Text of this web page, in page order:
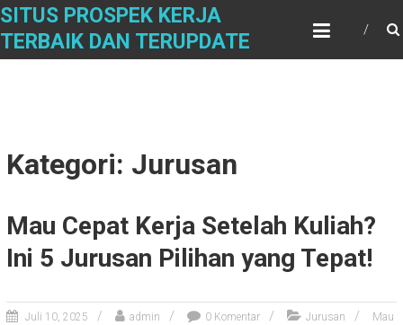
Skip
content
SITUS PROSPEK KERJA
TERBAIK DAN TERUPDATE
Kategori: Jurusan
Mau Cepat Kerja Setelah Kuliah?
Ini 5 Jurusan Pilihan yang Tepat!
Juli 10, 2025 admin 0 Komentar Jurusan Mau